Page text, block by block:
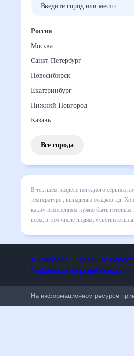
Россия
Москва
Санкт-Петербург
Новосибирск
Екатеринбург
Нижний Новгород
Казань
Все города
В текущем разделе погодного
включает все сведения по
динамике и даст понять, какая
спланировать 30 дней.
© Рамблер — главные
На информационном ресурсе